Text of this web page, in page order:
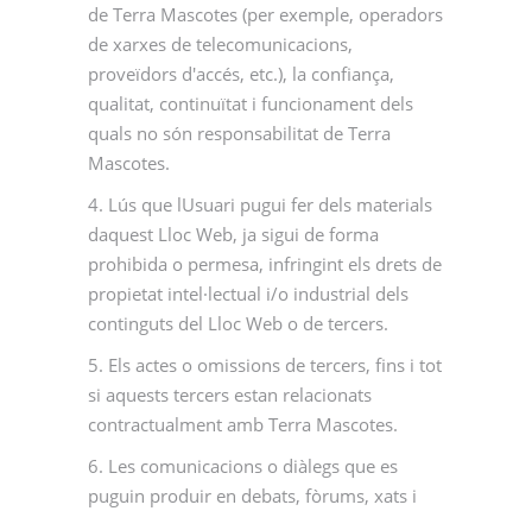
de Terra Mascotes (per exemple, operadors
de xarxes de telecomunicacions,
proveïdors d'accés, etc.), la confiança,
qualitat, continuïtat i funcionament dels
quals no són responsabilitat de Terra
Mascotes.
4. Lús que lUsuari pugui fer dels materials
daquest Lloc Web, ja sigui de forma
prohibida o permesa, infringint els drets de
propietat intel·lectual i/o industrial dels
continguts del Lloc Web o de tercers.
5. Els actes o omissions de tercers, fins i tot
si aquests tercers estan relacionats
contractualment amb Terra Mascotes.
6. Les comunicacions o diàlegs que es
puguin produir en debats, fòrums, xats i